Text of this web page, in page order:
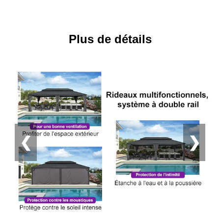
Plus de détails
❮ ❯